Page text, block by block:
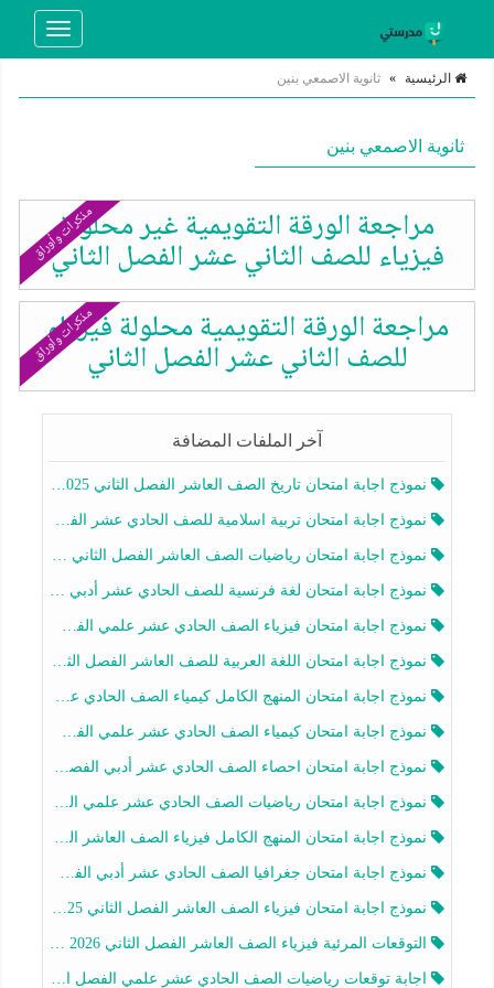
Toggle
الرئيسية » ثانوية الاصمعي بنين
ثانوية الاصمعي بنين
مذكرات وأوراق
مراجعة الورقة التقويمية غير محلولة
فيزياء للصف الثاني عشر الفصل الثاني
مذكرات وأوراق
مراجعة الورقة التقويمية محلولة فيزياء
للصف الثاني عشر الفصل الثاني
آخر الملفات المضافة
نموذج اجابة امتحان تاريخ الصف العاشر الفصل الثاني 2025-2026
نموذج اجابة امتحان تربية اسلامية للصف الحادي عشر الفصل الثاني 2025-2026
نموذج اجابة امتحان رياضيات الصف العاشر الفصل الثاني 2025-2026
نموذج اجابة امتحان لغة فرنسية للصف الحادي عشر أدبي الفصل الثاني 2025-2026
نموذج اجابة امتحان فيزياء الصف الحادي عشر علمي الفصل الثاني 2025-2026
نموذج اجابة امتحان اللغة العربية للصف العاشر الفصل الثاني 2025-2026
نموذج اجابة امتحان المنهج الكامل كيمياء الصف الحادي عشر علمي الفصل الثاني 2025-2026
نموذج اجابة امتحان كيمياء الصف الحادي عشر علمي الفصل الثاني 2025-2026
نموذج اجابة امتحان احصاء الصف الحادي عشر أدبي الفصل الثاني 2025-2026
نموذج اجابة امتحان رياضيات الصف الحادي عشر علمي الفصل الثاني 2025-2026
نموذج اجابة امتحان المنهج الكامل فيزياء الصف العاشر الفصل الثاني 2025-2026
نموذج اجابة امتحان جغرافيا الصف الحادي عشر أدبي الفصل الثاني 2025-2026
نموذج اجابة امتحان فيزياء الصف العاشر الفصل الثاني 2025-2026
التوقعات المرئية فيزياء الصف العاشر الفصل الثاني 2026 أ هيثم الليثي
اجابة توقعات رياضيات الصف الحادي عشر علمي الفصل الثاني 2025-2026 أ عمرو فايز